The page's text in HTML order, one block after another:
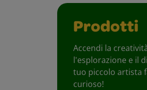
Prodotti
Accendi la
l'esplorazione e il
tuo piccolo artista
curioso!